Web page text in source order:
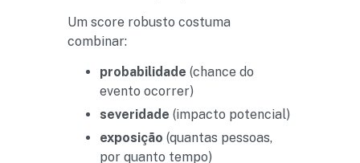
Um score robusto costuma
combinar:
probabilidade (chance do
evento ocorrer)
severidade (impacto potencial)
exposição (quantas pessoas,
por quanto tempo)